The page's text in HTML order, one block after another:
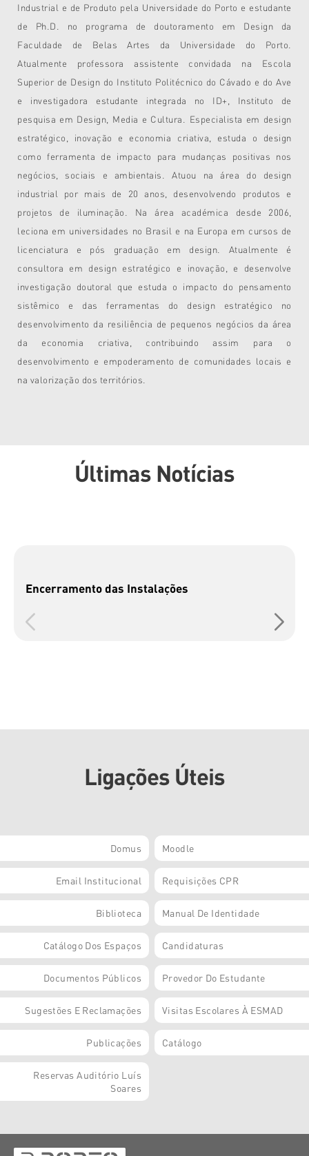
Industrial e de Produto pela Universidade do Porto e estudante
de Ph.D. no programa de doutoramento em Design da
Faculdade de Belas Artes da Universidade do Porto.
Atualmente professora assistente convidada na Escola
Superior de Design do Instituto Politécnico do Cávado e do Ave
e investigadora estudante integrada no ID+, Instituto de
pesquisa em Design, Media e Cultura. Especialista em design
estratégico, inovação e economia criativa, estuda o design
como ferramenta de impacto para mudanças positivas nos
negócios, sociais e ambientais. Atuou na área do design
industrial por mais de 20 anos, desenvolvendo produtos e
projetos de iluminação. Na área académica desde 2006,
leciona em universidades no Brasil e na Europa em cursos de
licenciatura e pós graduação em design. Atualmente é
consultora em design estratégico e inovação, e desenvolve
investigação doutoral que estuda o impacto do pensamento
sistêmico e das ferramentas do design estratégico no
desenvolvimento da resiliência de pequenos negócios da área
da economia criativa, contribuindo assim para o
desenvolvimento e empoderamento de comunidades locais e
na valorização dos territórios.
Últimas Notícias
Encerramento das Instalações
Ligações Úteis
Domus Moodle
Email Institucional Requisições CPR
Biblioteca Manual De Identidade
Catálogo Dos Espaços Candidaturas
Documentos Públicos Provedor Do Estudante
Sugestões E Reclamações Visitas Escolares À ESMAD
Publicações Catálogo
Reservas Auditório Luís
Soares